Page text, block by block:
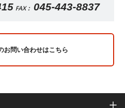
FAX： 045-443-8837
お問い合わせはこちら